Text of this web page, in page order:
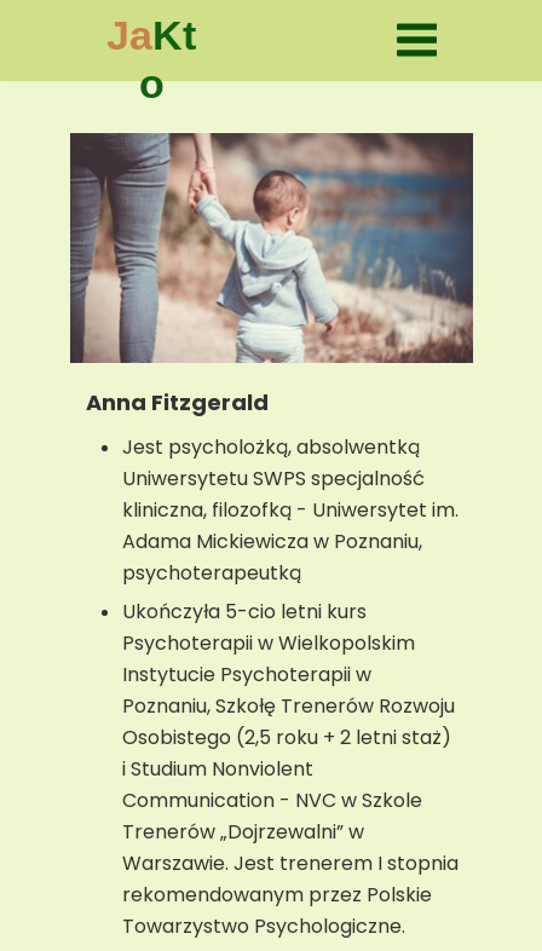
JaKt
o
Anna Fitzgerald
Jest psycholożką, absolwentką
Uniwersytetu SWPS specjalność
kliniczna, filozofką - Uniwersytet im.
Adama Mickiewicza w Poznaniu,
psychoterapeutką
Ukończyła 5-cio letni kurs
Psychoterapii w Wielkopolskim
Instytucie Psychoterapii w
Poznaniu, Szkołę Trenerów Rozwoju
Osobistego (2,5 roku + 2 letni staż)
i Studium Nonviolent
Communication - NVC w Szkole
Trenerów „Dojrzewalni” w
Warszawie. Jest trenerem I stopnia
rekomendowanym przez Polskie
Towarzystwo Psychologiczne.